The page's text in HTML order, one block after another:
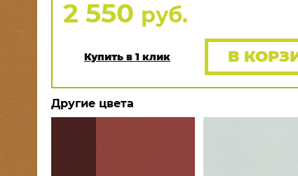
2 550 руб.
Купить в 1 клик В
Другие цвета